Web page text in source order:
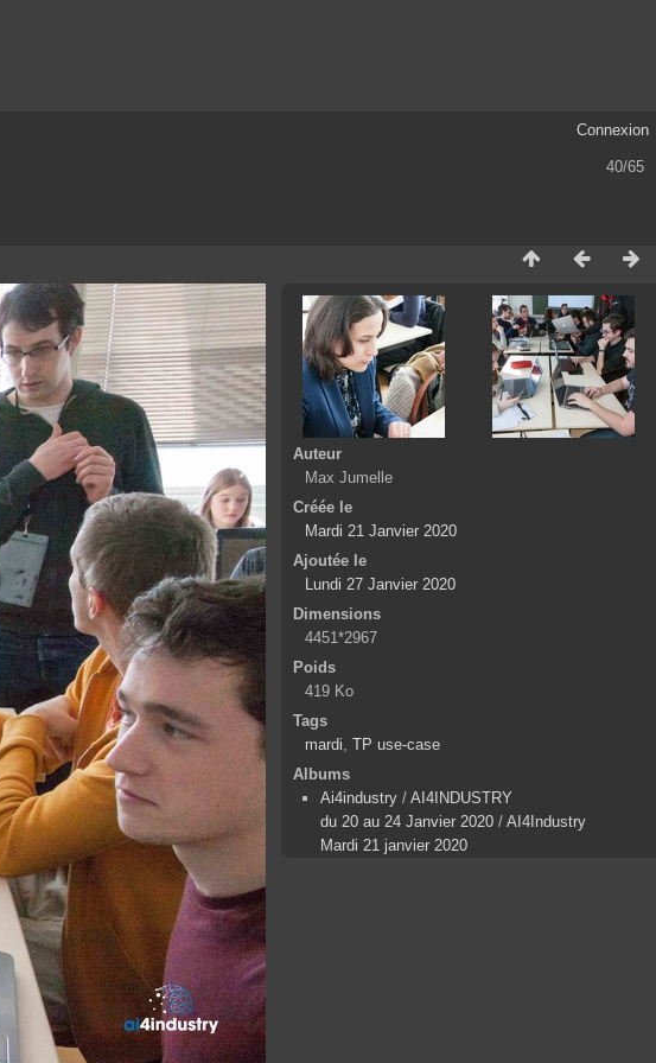
Connexion
40/65
Auteur
Max Jumelle
Créée le
Mardi 21 Janvier 2020
Ajoutée le
Lundi 27 Janvier 2020
Dimensions
4451*2967
Poids
419 Ko
Tags
mardi ,TP use-case
Albums
Ai4industry /AI4INDUSTRY
du 20 au 24 Janvier 2020 /AI4Industry
Mardi 21 janvier 2020